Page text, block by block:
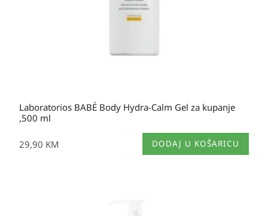
Laboratorios BABÉ Body Hydra-Calm Gel za kupanje
,500 ml
29,90 KM DODAJ U KOŠARICU